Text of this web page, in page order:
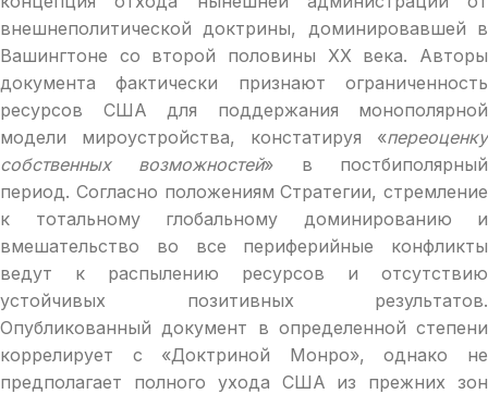
внешнеполитической доктрины, доминировавшей в
Вашингтоне со второй половины XX века. Авторы
документа фактически признают ограниченность
ресурсов США для поддержания монополярной
модели мироустройства, констатируя «переоценку
собственных возможностей» в постбиполярный
период. Согласно положениям Стратегии, стремление
к тотальному глобальному доминированию и
вмешательство во все периферийные конфликты
ведут к распылению ресурсов и отсутствию
устойчивых позитивных результатов.
Опубликованный документ в определенной степени
коррелирует с «Доктриной Монро», однако не
предполагает полного ухода США из прежних зон